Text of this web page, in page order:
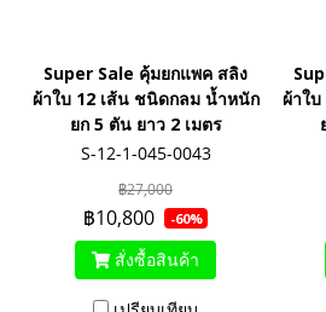
Super Sale คุ้มยกแพค สลิง
ผ้าใบ 12 เส้น ชนิดกลม น้ำหนัก
ยก 5 ตัน ยาว 2 เมตร
S-12-1-045-0043
฿27,000
฿10,800 -60%
สั่งซื้อสินค้า
ผ้าใ